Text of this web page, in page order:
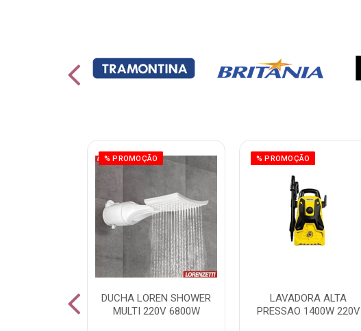
% PROMOÇÃO
DUCHA LOREN SHOWER
MULTI 220V 6800W
% PROMOÇÃO
LAVADORA ALTA
PRESSAO 1400W 220V